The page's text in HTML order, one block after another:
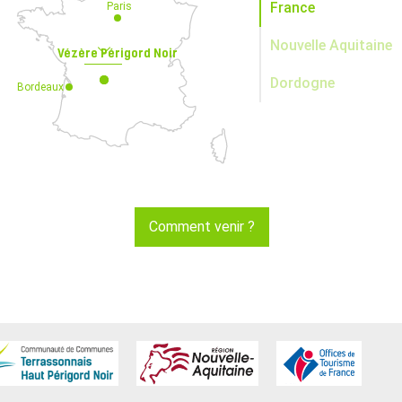
France
Nouvelle Aquitaine
Dordogne
Bordeaux
Paris
Vézère Périgord Noir
Comment venir ?